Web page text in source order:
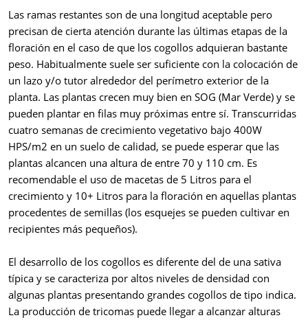
Las ramas restantes son de una longitud aceptable pero
precisan de cierta atención durante las últimas etapas de la
floración en el caso de que los cogollos adquieran bastante
peso. Habitualmente suele ser suficiente con la colocación de
un lazo y/o tutor alrededor del perímetro exterior de la
planta. Las plantas crecen muy bien en SOG (Mar Verde) y se
pueden plantar en filas muy próximas entre sí. Transcurridas
cuatro semanas de crecimiento vegetativo bajo 400W
HPS/m2 en un suelo de calidad, se puede esperar que las
plantas alcancen una altura de entre 70 y 110 cm. Es
recomendable el uso de macetas de 5 Litros para el
crecimiento y 10+ Litros para la floración en aquellas plantas
procedentes de semillas (los esquejes se pueden cultivar en
recipientes más pequeños).
El desarrollo de los cogollos es diferente del de una sativa
típica y se caracteriza por altos niveles de densidad con
algunas plantas presentando grandes cogollos de tipo indica.
La producción de tricomas puede llegar a alcanzar alturas